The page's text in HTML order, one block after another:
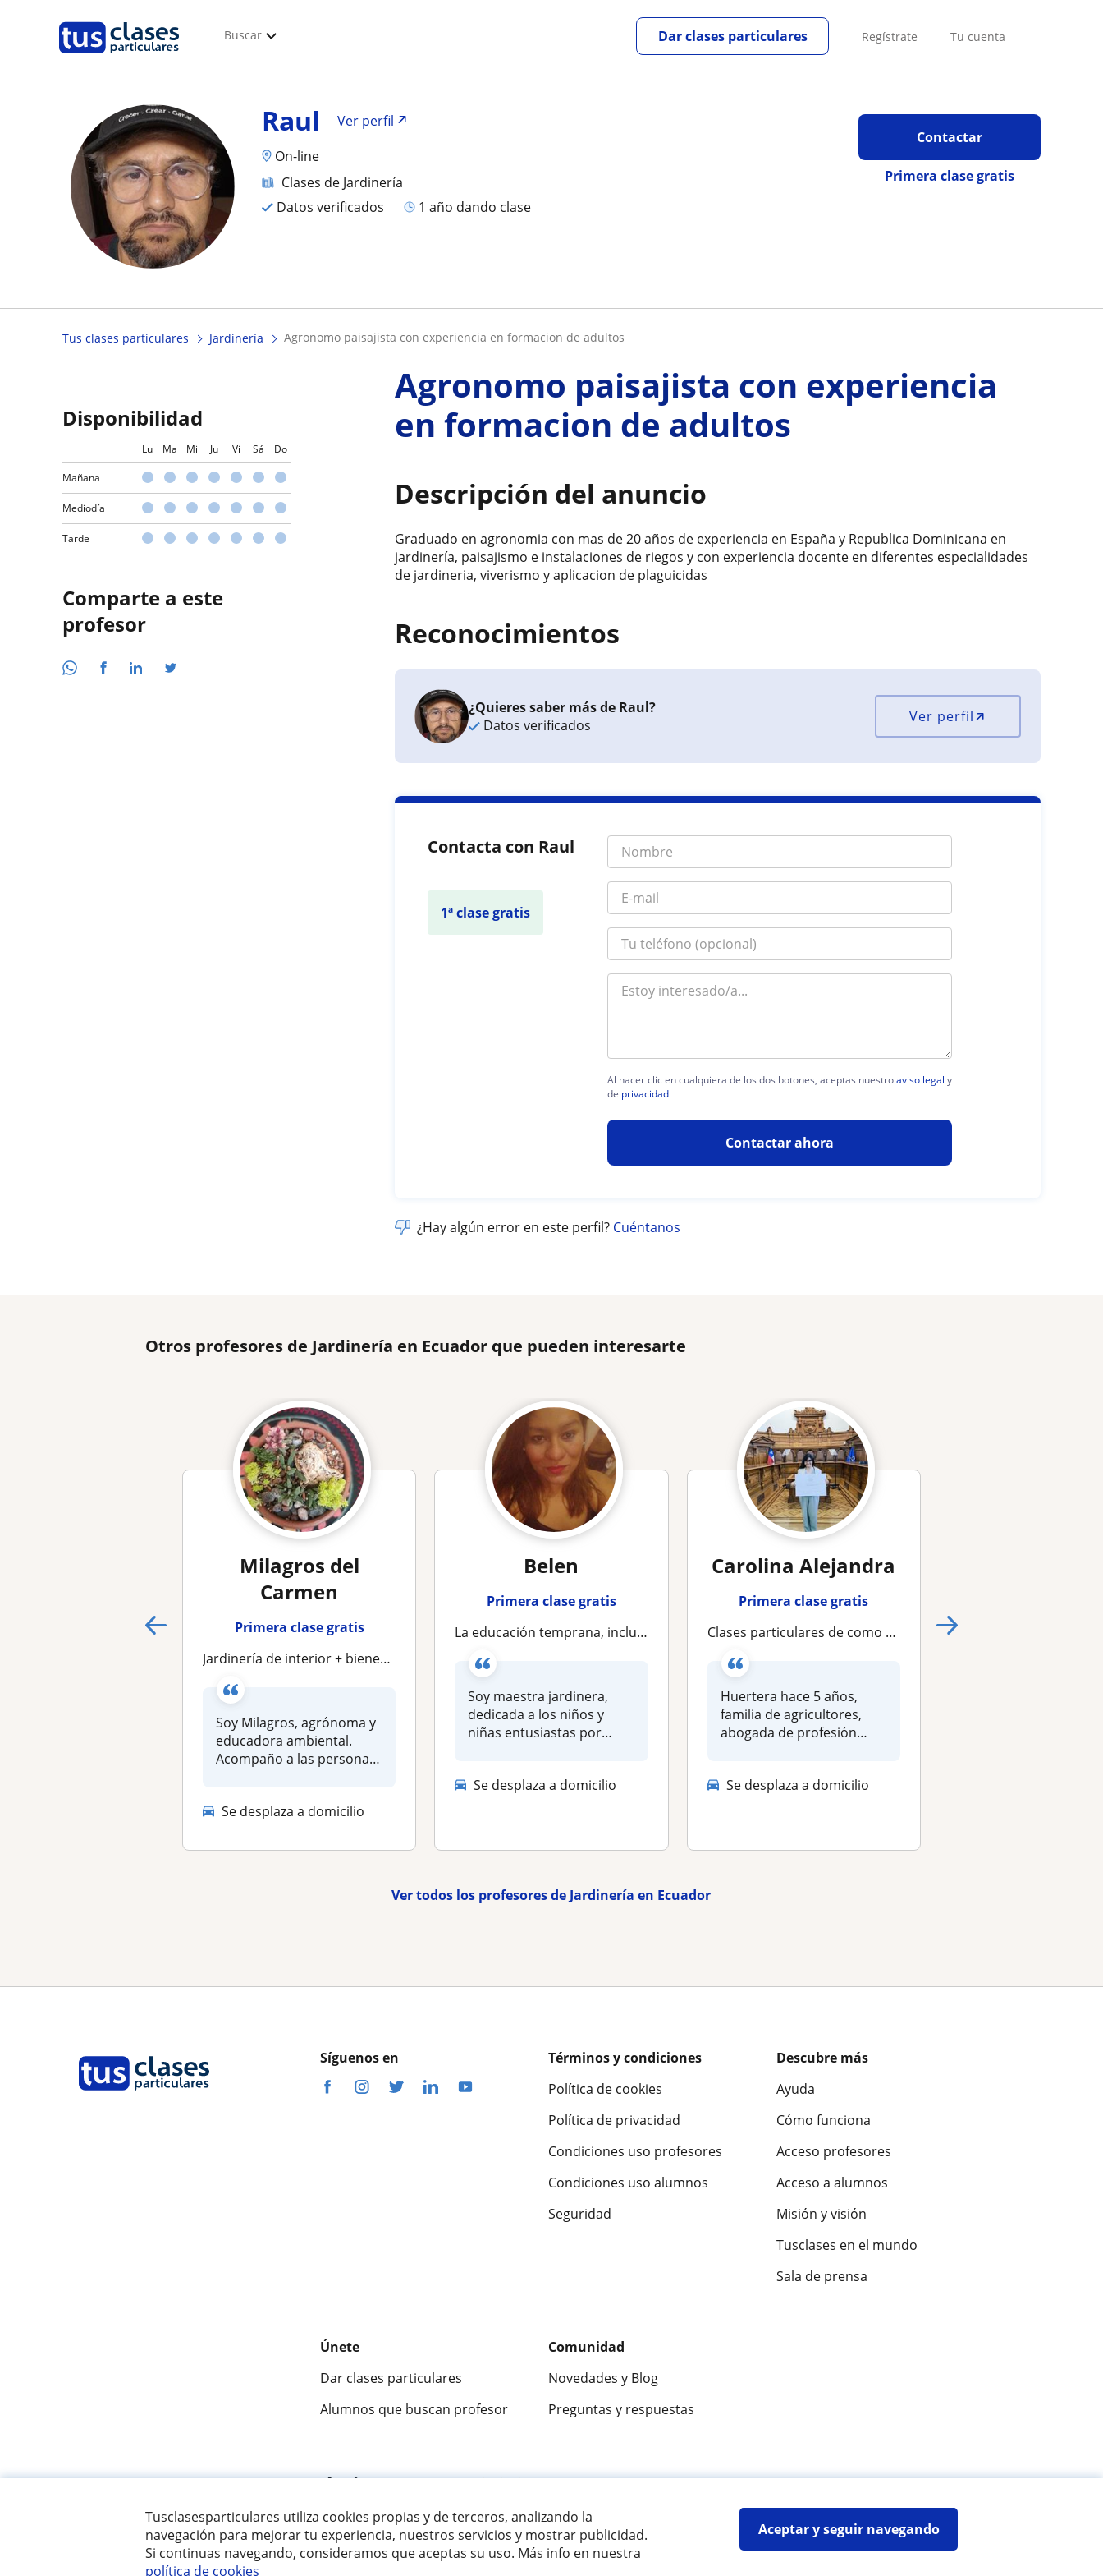
Tusclasesparticulares utiliza cookies propias y de terceros, analizando la
navegación para mejorar tu experiencia, nuestros servicios y mostrar publicidad.
Si continuas navegando, consideramos que aceptas su uso. Más info en nuestra
política de cookies
Aceptar y seguir navegando
Buscar Regístrate Tu cuenta
Dar clases particulares
Contactar
Primera clase gratis
Raul
Ver perfil
On-line
Clases de Jardinería
Datos verificados
1 año dando clase
Tus clases particulares Jardinería agronomo paisajista con experiencia en formacion de adultos
Disponibilidad
Lu Ma Mi Ju Vi Sá Do
Mañana
Mediodía
Tarde
Comparte a este
profesor
Agronomo paisajista con experiencia
en formacion de adultos
Descripción del anuncio
Graduado en agronomia con mas de 20 años de experiencia en España y Republica Dominicana en
jardinería, paisajismo e instalaciones de riegos y con experiencia docente en diferentes especialidades
de jardineria, viverismo y aplicacion de plaguicidas
Reconocimientos
¿Quieres saber más de Raul?
Datos verificados
Ver perfil
Contacta con Raul
1ª clase gratis
Al hacer clic en cualquiera de los dos botones, aceptas nuestroaviso legal y
de privacidad
Contactar ahora
¿Hay algún error en este perfil? Cuéntanos
Otros profesores de Jardinería en Ecuador que pueden interesarte
Milagros del
Carmen
Primera clase gratis
Jardinería de interior + bienestar emocional
Soy Milagros, agrónoma y
educadora ambiental.
Acompaño a las personas
Se desplaza a domicilio
Belen
Primera clase gratis
La educación temprana, inclusiva e infantil es un derecho. Lo Hagamos Juntos y Juntas!
Soy maestra jardinera,
dedicada a los niños y
niñas entusiastas por
Se desplaza a domicilio
Carolina Alejandra
Primera clase gratis
Clases particulares de como cuidar plantas de interior, exterior y realización de huerta en casa
Huertera hace 5 años,
familia de agricultores,
abogada de profesión
Se desplaza a domicilio
Ver todos los profesores de Jardinería en Ecuador
Síguenos en
Términos y condiciones
Política de cookies
Política de privacidad
Condiciones uso profesores
Condiciones uso alumnos
Seguridad
Descubre más
Ayuda
Cómo funciona
Acceso profesores
Acceso a alumnos
Misión y visión
Tusclases en el mundo
Sala de prensa
Únete
Dar clases particulares
Alumnos que buscan profesor
Comunidad
Novedades y Blog
Preguntas y respuestas
Fantástica 9,5/10 ★★★★★
© 2007 - 2026 Tusclasesparticulares.com.ec Mapa web:Profesores particulares